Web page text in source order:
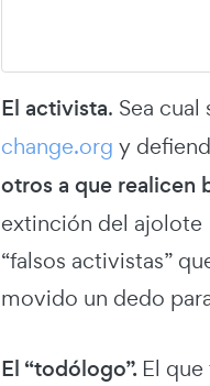
El activista. Sea
change.org y
otros a que realicen
extinción del ajolote
“falsos activistas”
movido un dedo
El “todólogo”. El